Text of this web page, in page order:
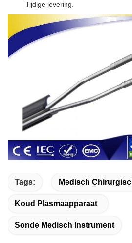
Tijdige levering.
Tags: Medisch
Koud Plasmaapparaat
Sonde Medisch Instrument